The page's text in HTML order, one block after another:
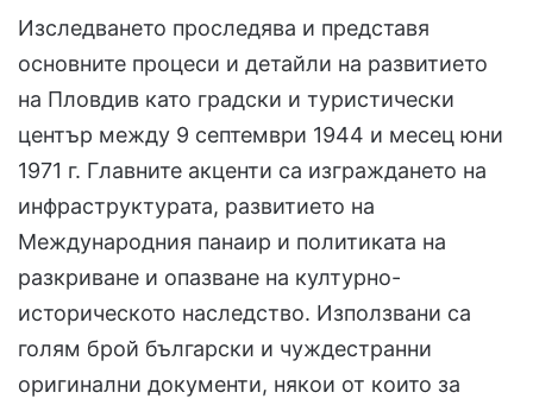
Изследването проследява и представя
основните процеси и детайли на развитието
на Пловдив като градски и туристически
център между 9 септември 1944 и месец юни
1971 г. Главните акценти са изграждането на
инфраструктурата, развитието на
Международния панаир и политиката на
разкриване и опазване на културно-
историческото наследство. Използвани са
голям брой български и чуждестранни
оригинални документи, някои от които за